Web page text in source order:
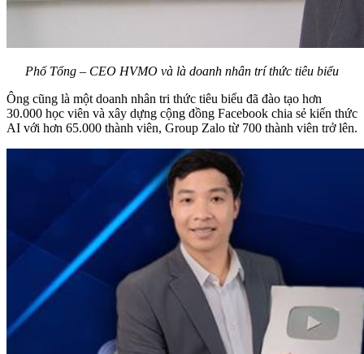
Phố Tổng – CEO HVMO và là doanh nhân trí thức tiêu biểu
Ông cũng là một doanh nhân tri thức tiêu biểu đã đào tạo hơn
30.000 học viên và xây dựng cộng đồng Facebook chia sẻ kiến thức
AI với hơn 65.000 thành viên, Group Zalo từ 700 thành viên trở lên.